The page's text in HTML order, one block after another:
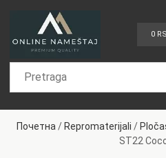
0
Почетна / Repromaterijali /
ST22